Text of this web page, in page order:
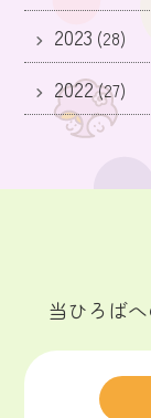
2023 (28)
2022(27)
当ひろば